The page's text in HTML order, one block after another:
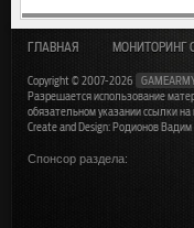
ГЛАВНАЯ МОНИТОРИНГ
Copyright © 2007-2026
Разрешается использование
обязательном указании ссылки на
Create and Design: Родионов Вадим
Спонсор раздела: